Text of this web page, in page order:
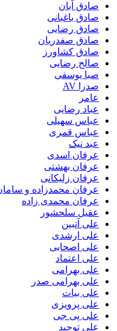
آبان
باغبانی
رضایی
صفدریان
کشاورز
رضایی
یوسفی
رضایی
سهیلی
قمری
اسدی
بهشتی
زلیکانی
محمدزاده و سامان داداشی
محمدی زاده
سلحشور
ارشدی
اصحابی
بهرامی
بهرامی صدر
پرویزی
پی جی